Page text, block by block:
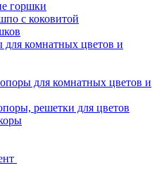
горшки
с коковитой
комнатных цветов и
для комнатных цветов и
решетки для цветов